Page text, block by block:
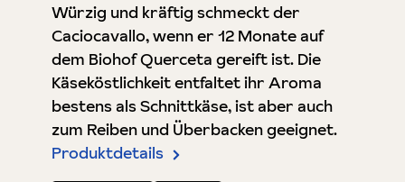
Würzig und kräftig schmeckt der
Caciocavallo, wenn er 12 Monate auf
dem Biohof Querceta gereift ist. Die
Käseköstlichkeit entfaltet ihr Aroma
bestens als Schnittkäse, ist aber auch
zum Reiben und Überbacken geeignet.
Produktdetails